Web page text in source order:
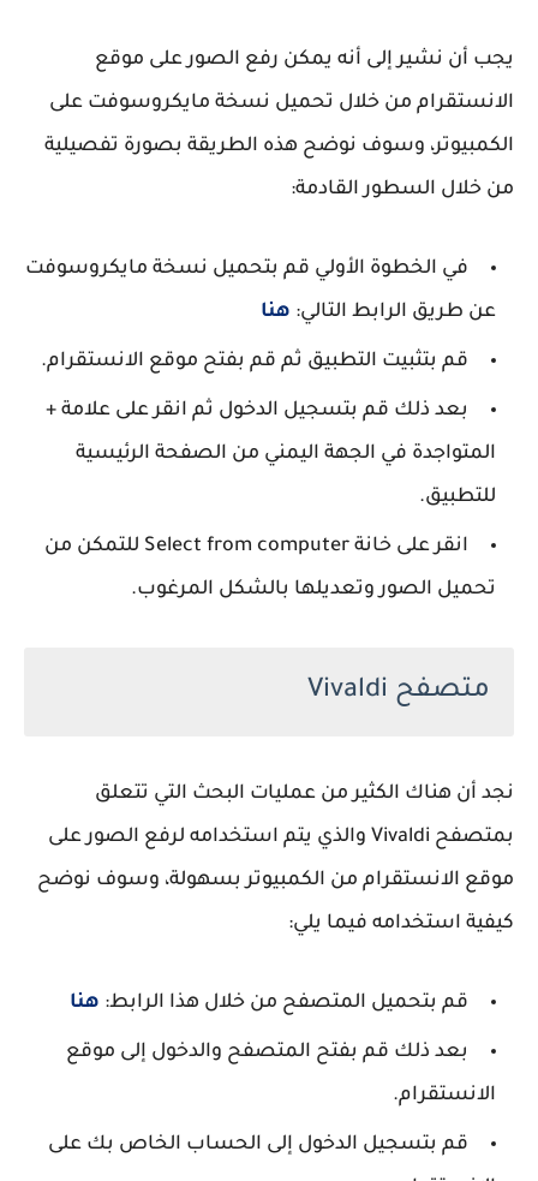
يجب أن نشير إلى أنه يمكن رفع الصور على موقع
الانستقرام من خلال تحميل نسخة مايكروسوفت على
الكمبيوتر، وسوف نوضح هذه الطريقة بصورة تفصيلية
من خلال السطور القادمة:
في الخطوة الأولي قم بتحميل نسخة مايكروسوفت
عن طريق الرابط التالي: هنا
قم بتثبيت التطبيق ثم قم بفتح موقع الانستقرام.
بعد ذلك قم بتسجيل الدخول ثم انقر على علامة +
المتواجدة في الجهة اليمني من الصفحة الرئيسية
للتطبيق.
انقر على خانة Select from computer للتمكن من
تحميل الصور وتعديلها بالشكل المرغوب.
متصفح Vivaldi
نجد أن هناك الكثير من عمليات البحث التي تتعلق
بمتصفح Vivaldi والذي يتم استخدامه لرفع الصور على
موقع الانستقرام من الكمبيوتر بسهولة، وسوف نوضح
كيفية استخدامه فيما يلي:
قم بتحميل المتصفح من خلال هذا الرابط: هنا
بعد ذلك قم بفتح المتصفح والدخول إلى موقع
الانستقرام.
قم بتسجيل الدخول إلى الحساب الخاص بك على